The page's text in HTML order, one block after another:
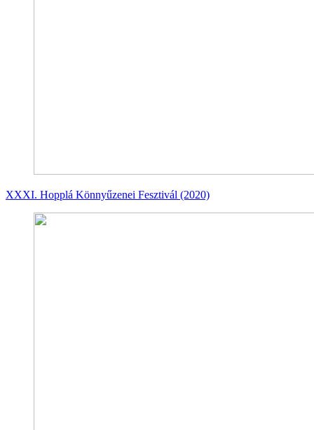
XXXI. Hopplá Könnyűzenei Fesztivál (2020)